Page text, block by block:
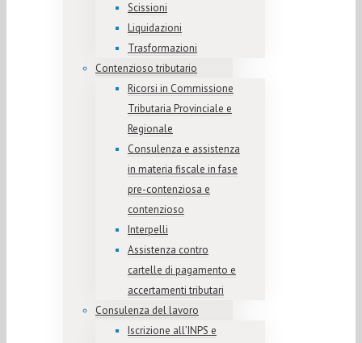
Scissioni
Liquidazioni
Trasformazioni
Contenzioso tributario
Ricorsi in Commissione
Tributaria Provinciale e
Regionale
Consulenza e assistenza
in materia fiscale in fase
pre-contenziosa e
contenzioso
Interpelli
Assistenza contro
cartelle di pagamento e
accertamenti tributari
Consulenza del lavoro
Iscrizione all’INPS e